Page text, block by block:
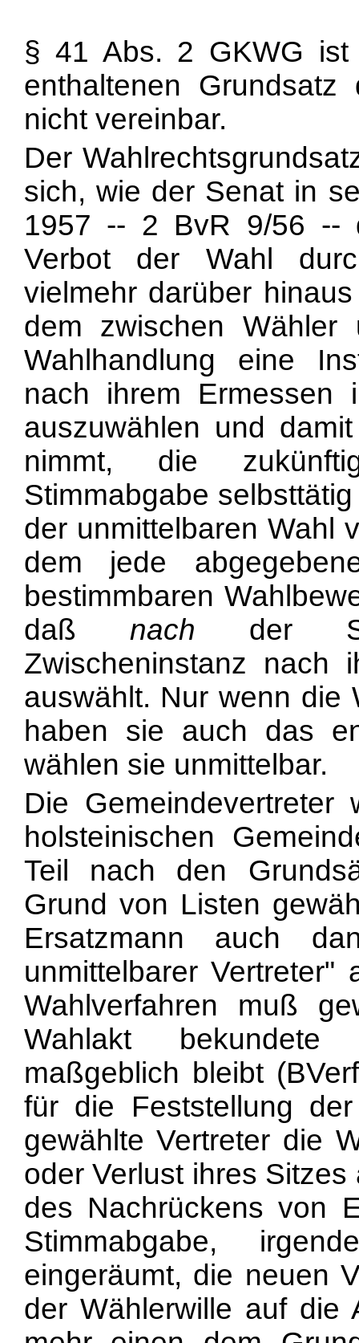
§ 41 Abs. 2 GKWG
enthaltenen
nicht vereinbar.
Der
sich, wie der Senat in
1957 -- 2 BvR 9/56 --
Verbot der Wahl
vielmehr darüber
dem zwischen Wähler
Wahlhandlung eine
nach ihrem
auszuwählen und
nimmt, die
Stimmabgabe
der unmittelbaren Wahl
dem jede
bestimmbaren
daß nach der
Zwischeninstanz nach
auswählt. Nur wenn die
haben sie auch das
wählen sie unmittelbar.
Die
holsteinischen
Teil nach den
Grund von Listen
Ersatzmann auch
unmittelbarer Vertreter"
Wahlverfahren muß
Wahlakt bekundete
maßgeblich bleibt
für die Feststellung
gewählte Vertreter die
oder Verlust ihres
des Nachrückens von
Stimmabgabe,
eingeräumt, die neuen
der Wählerwille auf die